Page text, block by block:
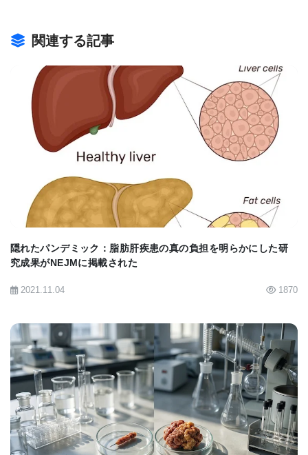
に関与していると考えられている。一酸化窒素は癌
幹細胞の一酸化窒素合成酵素?型（NOS2）の増加に
より生産される。この酵素の生成量や活性の低下に
より癌幹細胞の成長が遅れる事が分っている。
NOS2酵素の抑制薬をグリオーマのあるマウスに投
与したところ、腫瘍の成長が減退した。加えて、
NIHが提供するデータベースのグリオーマ検体デー
タを元に、NOS2酵素の増加とグリオーマ患者の生
存率低下が関連している事が解明された。よって、
このパスウエイを標的とすることがグリオーマ治療
に有効であると考えられる。
の癌細胞への感受性を高める事が、正常な細胞へも
毒性を高めるからである。そのため、癌の新たな治
療法では起こりうる副作用を考慮することが重要と
なる。今回の研究ではNOS2酵素生成量と、癌幹細
胞や正常な神経幹細胞への阻害効果との関連が比較
された。正常な神経幹細胞はグリオーマを形成する
関連する記事
隠れたパンデミック：脂肪肝疾患の真の負担を明らかにした研
究成果がNEJMに掲載された
2021.11.04 1870
BIOMARKET JP